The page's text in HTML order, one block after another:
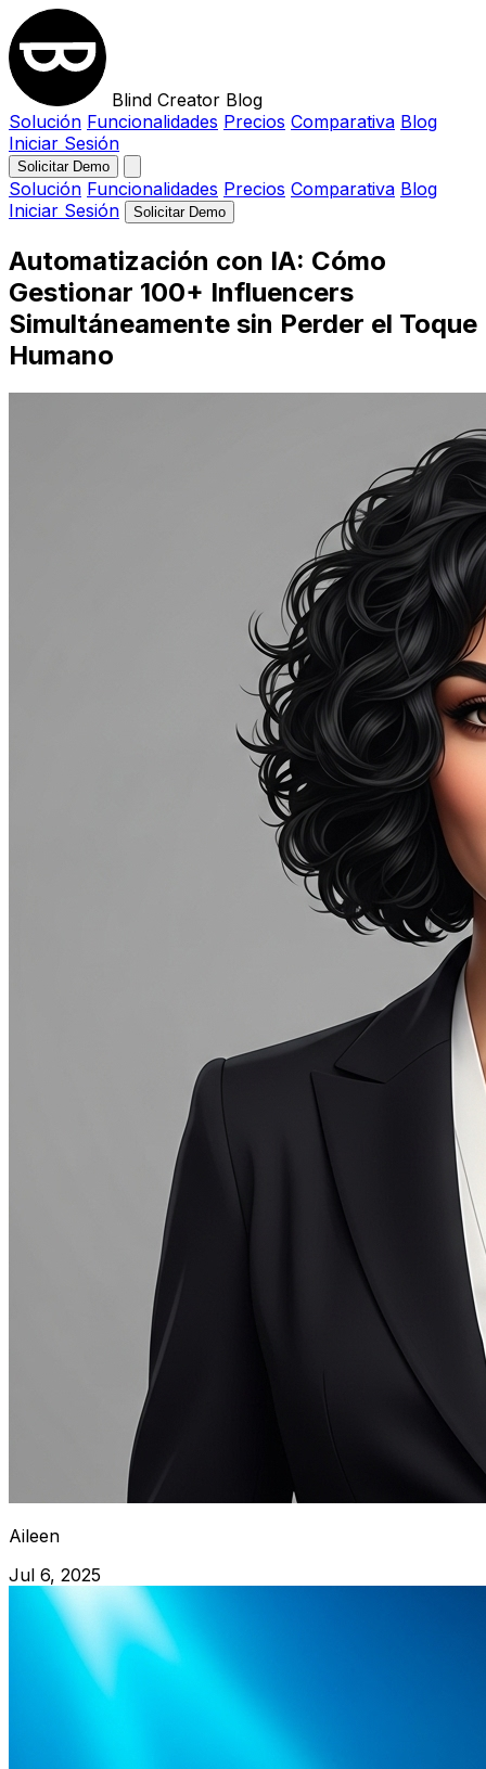
Blind Creator Blog
Solución Funcionalidades Precios Comparativa Blog
Iniciar Sesión
Solicitar Demo
Solución Funcionalidades Precios Comparativa Blog
Iniciar Sesión
Solicitar Demo
Automatización con IA: Cómo
Gestionar 100+ Influencers
Simultáneamente sin Perder el Toque
Humano
Aileen
Jul 6, 2025